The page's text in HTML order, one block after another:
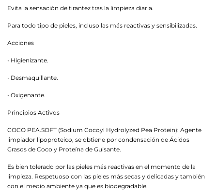
Evita la sensación de tirantez tras la limpieza diaria.
Para todo tipo de pieles, incluso las más reactivas y sensibilizadas.
Acciones
• Higienizante.
• Desmaquillante.
• Oxigenante.
Principios Activos
COCO PEA.SOFT (Sodium Cocoyl Hydrolyzed Pea Protein): Agente
limpiador lipoproteico, se obtiene por condensación de Ácidos
Grasos de Coco y Proteína de Guisante.
Es bien tolerado por las pieles más reactivas en el momento de la
limpieza. Respetuoso con las pieles más secas y delicadas y también
con el medio ambiente ya que es biodegradable.